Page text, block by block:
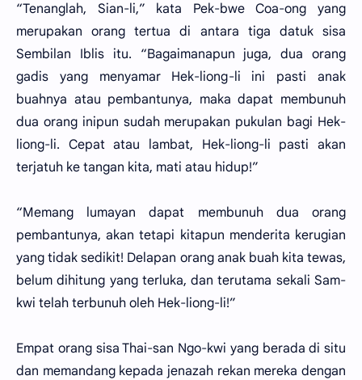
“Tenanglah, Sian-li,” kata Pek-bwe Coa-ong yang
merupakan orang tertua di antara tiga datuk sisa
Sembilan Iblis itu. “Bagaimanapun juga, dua orang
gadis yang menyamar Hek-liong-li ini pasti anak
buahnya atau pembantunya, maka dapat membunuh
dua orang inipun sudah merupakan pukulan bagi Hek-
liong-li. Cepat atau lambat, Hek-liong-li pasti akan
terjatuh ke tangan kita, mati atau hidup!”
“Memang lumayan dapat membunuh dua orang
pembantunya, akan tetapi kitapun menderita kerugian
yang tidak sedikit! Delapan orang anak buah kita tewas,
belum dihitung yang terluka, dan terutama sekali Sam-
kwi telah terbunuh oleh Hek-liong-li!”
Empat orang sisa Thai-san Ngo-kwi yang berada di situ
dan memandang kepada jenazah rekan mereka dengan